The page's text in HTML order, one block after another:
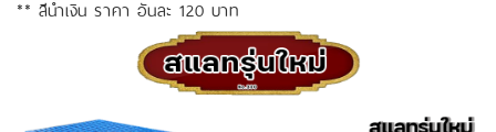
** สีน้ำเงิน ราคา อันละ 120 บาท